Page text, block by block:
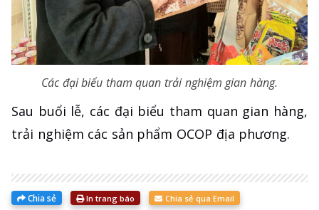
Các đại biểu tham quan trải nghiệm gian hàng.
Sau buổi lễ, các đại biểu tham quan gian hàng,
trải nghiệm các sản phẩm OCOP địa phương.
Chia sẻ In trang báo Chia sẻ qua Email